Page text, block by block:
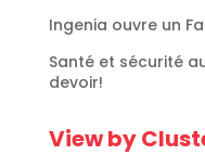
Ingenia ouvre un
Santé et sécurité
devoir!
View by